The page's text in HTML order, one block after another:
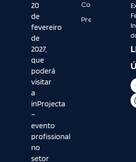
20
de
fevereiro
de
2027,
que
poderá
visitar
a
inProjecta
–
evento
profissional
no
setor
Contactos
Press